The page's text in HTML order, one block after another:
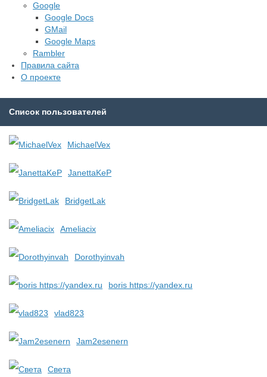
Google
Google Docs
GMail
Google Maps
Rambler
Правила сайта
О проекте
Список пользователей
MichaelVex
JanettaKeP
BridgetLak
Ameliacix
Dorothyinvah
boris https://yandex.ru
vlad823
Jam2esenern
Света